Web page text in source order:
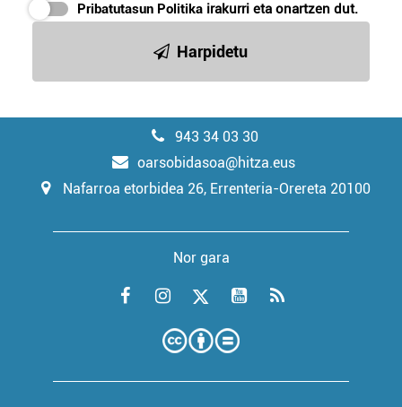
Pribatutasun Politika irakurri eta onartzen dut.
Harpidetu
943 34 03 30
oarsobidasoa@hitza.eus
Nafarroa etorbidea 26, Errenteria-Orereta 20100
Nor gara